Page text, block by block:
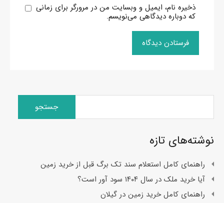
ذخیره نام، ایمیل و وبسایت من در مرورگر برای زمانی
که دوباره دیدگاهی می‌نویسم.
جستجو
نوشته‌های تازه
راهنمای کامل استعلام سند تک برگ قبل از خرید زمین
آیا خرید ملک در سال ۱۴۰۴ سود آور است؟
راهنمای کامل خرید زمین در گیلان